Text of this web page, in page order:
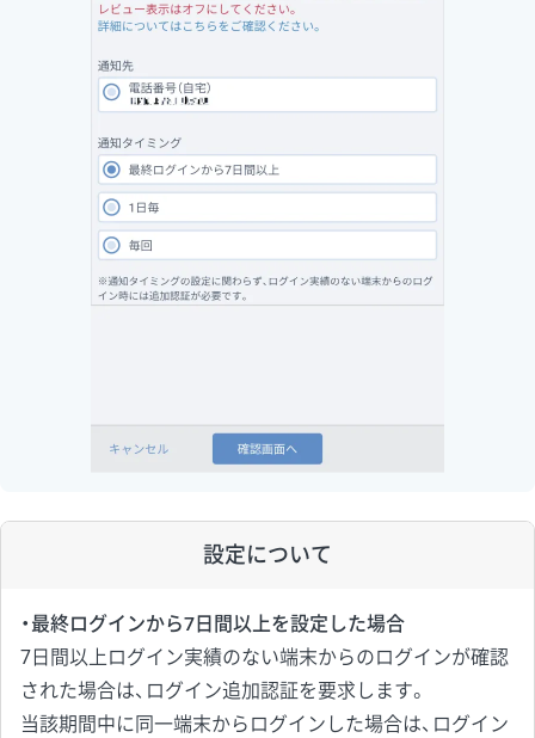
設定について
・最終ログインから7日間以上を設定した場合
7日間以上ログイン実績のない端末からのログインが確認
された場合は、ログイン追加認証を要求します。
当該期間中に同一端末からログインした場合は、ログイン